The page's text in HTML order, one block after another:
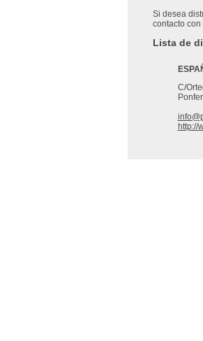
Si desea
contacto
Lista de
C/
http://